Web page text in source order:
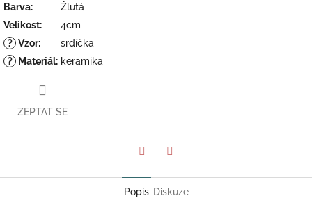
Barva:
Žlutá
Velikost:
4cm
? Vzor:
srdíčka
?
Materiál: keramika
ZEPTAT SE
Popis Diskuze